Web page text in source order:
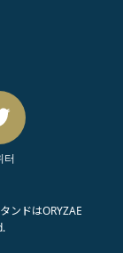
터
ンドはORYZAE